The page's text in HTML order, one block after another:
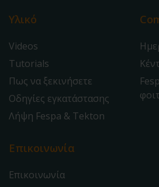
Υλικό
Videos
Tutorials
Πως να ξεκινήσετε
Οδηγίες εγκατάστασης
Λήψη Fespa & Tekton
Επικοινωνία
Επικοινωνία